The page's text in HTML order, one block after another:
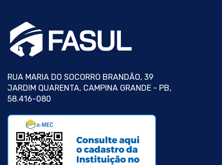
RUA MARIA DO SOCORRO BRANDÃO, 39
JARDIM QUARENTA, CAMPINA GRANDE - PB,
58.416-080